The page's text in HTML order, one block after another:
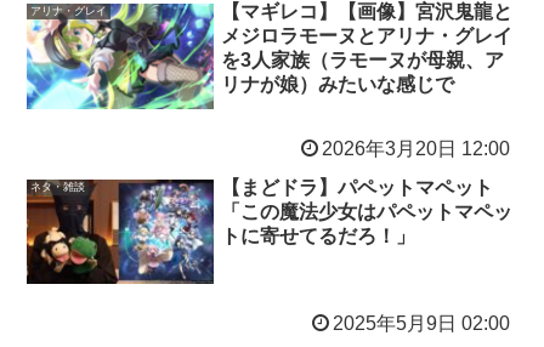
アリナ・グレイ
【マギレコ】【画像】宮沢鬼龍と
メジロラモーヌとアリナ・グレイ
を3人家族（ラモーヌが母親、ア
リナが娘）みたいな感じで
2026年3月20日 12:00
ネタ・雑談
【まどドラ】パペットマペット
「この魔法少女はパペットマペッ
トに寄せてるだろ！」
2025年5月9日 02:00